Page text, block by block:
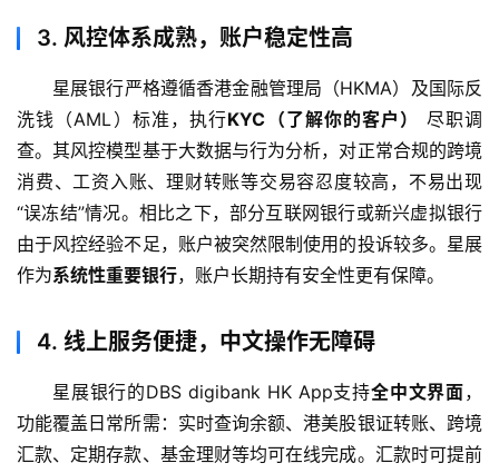
3. 风控体系成熟，账户稳定性高
星展银行严格遵循香港金融管理局（HKMA）及国际反
洗钱（AML）标准，执行KYC（了解你的客户）
尽职调
查。其风控模型基于大数据与行为分析，对正常合规的跨境
消费、工资入账、理财转账等交易容忍度较高，不易出现
“误冻结”情况。相比之下，部分互联网银行或新兴虚拟银行
由于风控经验不足，账户被突然限制使用的投诉较多。星展
作为系统性重要银行，账户长期持有安全性更有保障。
4. 线上服务便捷，中文操作无障碍
星展银行的DBS digibank HK App支持全中文界面，
功能覆盖日常所需：实时查询余额、港美股银证转账、跨境
汇款、定期存款、基金理财等均可在线完成。汇款时可提前